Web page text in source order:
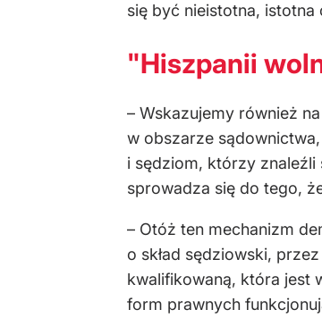
się być nieistotna, istotna
"Hiszpanii
– Wskazujemy również
w obszarze
i sędziom, którzy
sprowadza się do tego,
– Otóż ten mechanizm
o skład sędziowski,
kwalifikowaną, która jest
form prawnych